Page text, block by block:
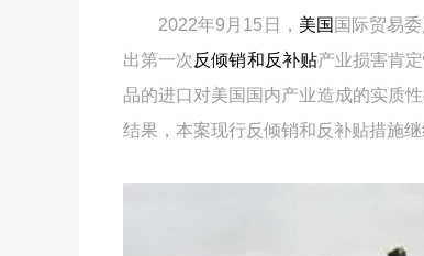
2022年9月15日， 美国 国际贸易
出第一次反倾销和反补贴产业损害肯
品的进口对美国国内产业造成的实质
结果，本案现行反倾销和反补贴措施